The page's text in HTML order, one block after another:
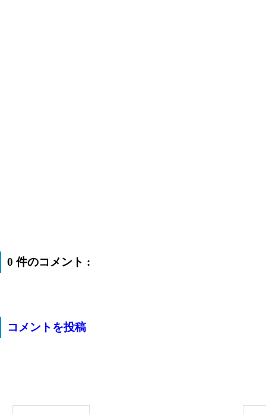
0 件のコメント :
コメントを投稿